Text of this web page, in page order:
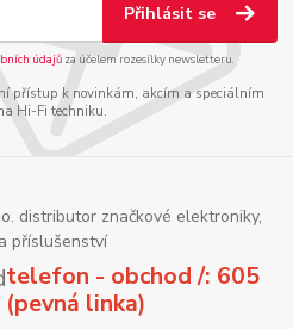
Přihlásit se
údajůza účelem rozesílky newsletteru.
přístup k novinkám, akcím a speciálním
Hi-Fi techniku.
distributor značkové elektroniky,
příslušenství
telefon - obchod /: 605
linka)